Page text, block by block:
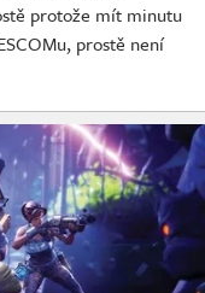
protože mít minutu
prostě není